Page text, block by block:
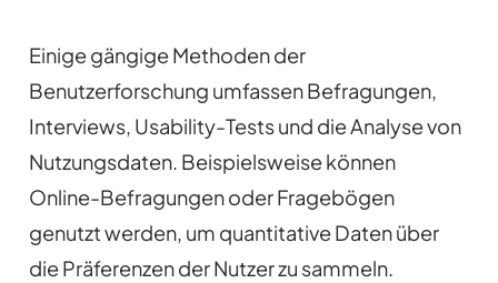
Einige gängige Methoden der
Benutzerforschung umfassen Befragungen,
Interviews, Usability-Tests und die Analyse von
Nutzungsdaten. Beispielsweise können
Online-Befragungen oder Fragebögen
genutzt werden, um quantitative Daten über
die Präferenzen der Nutzer zu sammeln.